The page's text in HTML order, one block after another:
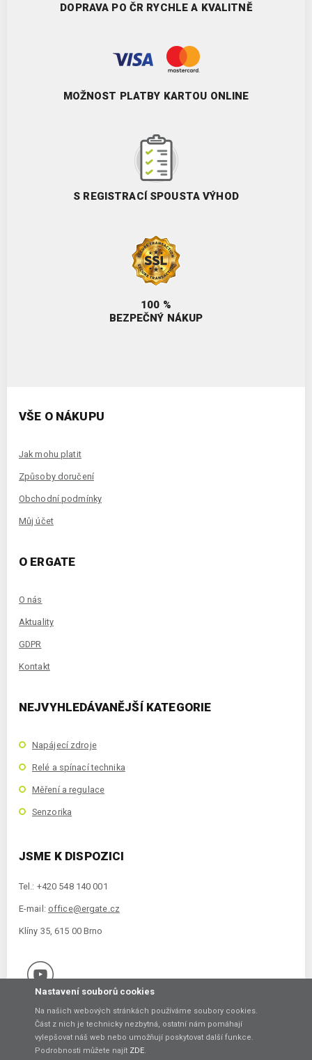
DOPRAVA PO ČR RYCHLE A KVALITNĚ
MOŽNOST PLATBY KARTOU ONLINE
S REGISTRACÍ SPOUSTA VÝHOD
100 %
BEZPEČNÝ NÁKUP
VŠE O NÁKUPU
Jak mohu platit
Způsoby doručení
Obchodní podmínky
Můj účet
O ERGATE
O nás
Aktuality
GDPR
Kontakt
NEJVYHLEDÁVANĚJŠÍ KATEGORIE
Napájecí zdroje
Relé a spínací technika
Měření a regulace
Senzorika
JSME K DISPOZICI
Tel.: +420 548 140 001
E-mail: office@ergate.cz
Klíny 35, 615 00 Brno
Copyright © 2021 ERGATE Automation s.r.o., Klíny 35, 61500 Brno
Nastavení souborů cookies
Na našich webových stránkách používáme soubory cookies.
Část z nich je technicky nezbytná, ostatní nám pomáhají
vylepšovat náš web nebo umožňují poskytovat další funkce.
Podrobnosti můžete najít ZDE.